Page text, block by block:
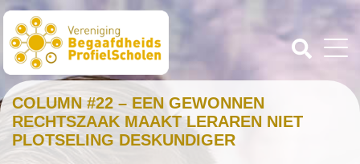
COLUMN #22 – EEN GEWONNEN
RECHTSZAAK MAAKT LERAREN NIET
PLOTSELING DESKUNDIGER